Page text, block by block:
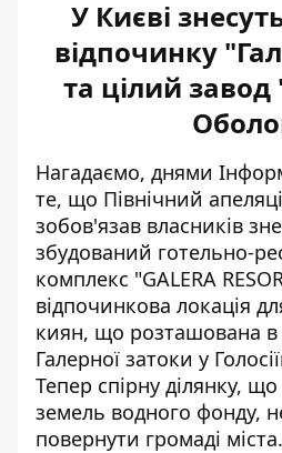
У Києві
відпочинку
та цілий
Нагадаємо, днями
те, що Північний
зобов'язав власників
збудований готельно-
комплекс "GALERA
відпочинкова локація
киян, що розташована в
Галерної затоки у
Тепер спірну ділянку,
земель водного фонду,
повернути громаді міста.